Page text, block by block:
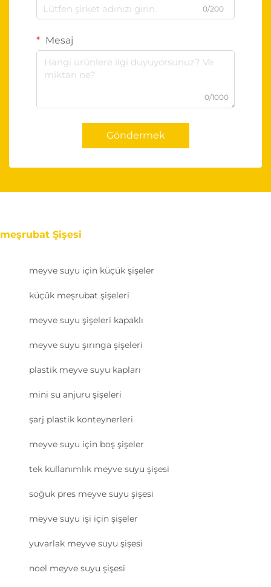
0/200
Mesaj
0/1000
Göndermek
meşrubat Şişesi
meyve suyu için küçük şişeler
küçük meşrubat şişeleri
meyve suyu şişeleri kapaklı
meyve suyu şırınga şişeleri
plastik meyve suyu kapları
mini su anjuru şişeleri
şarj plastik konteynerleri
meyve suyu için boş şişeler
tek kullanımlık meyve suyu şişesi
soğuk pres meyve suyu şişesi
meyve suyu işi için şişeler
yuvarlak meyve suyu şişesi
noel meyve suyu şişesi